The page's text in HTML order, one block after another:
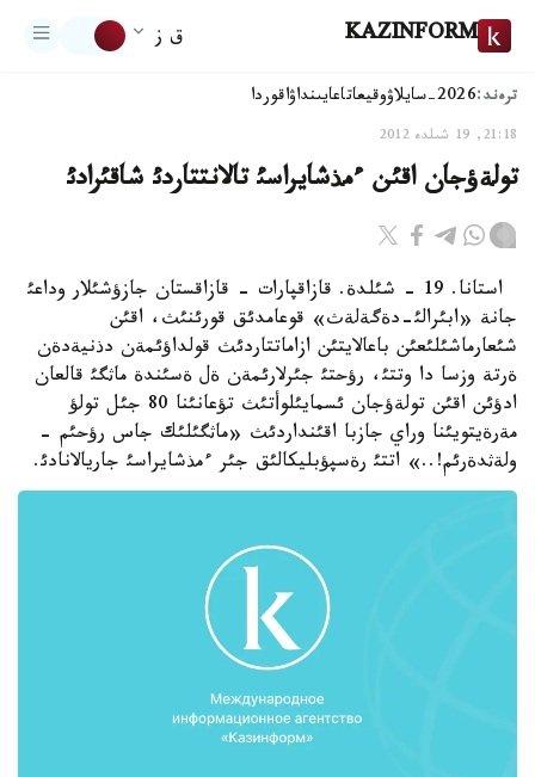
KAZINFORM ق ز
ترەند:2026-سايلاۋ وقيعاتاعايىنداۋاقوردا
21:18, 19 شىلدە 2012
تولةؤجان اقئن ءمذشايراسئ تالانتتاردئ شاقئرادئ
استانا. 19 - شئلدة. قازاقپارات - قازاقستان جازؤشئلار وداعئ
جانة «ابئرالئ-دةگةلةث» قوعامدئق قورئنئث، اقئن
شئعارماشئلئعئن باعالايتئن ازاماتتاردئث قولداؤئمةن دذنيةدةن
ةرتة وزسا دا وتتئ، رؤحتئ جئرلارئمةن ةل ةسئندة ماثگئ قالعان
ادؤئن اقئن تولةؤجان ئسمايئلوأتئث تؤعانئنا 80 جئل تولؤ
مةرةيتويئنا وراي جازبا اقئنداردئث «ماثگئلئك جاس رؤحئم -
ولةثدةرئم!..» اتتئ رةسپؤبليكالئق جئر ءمذشايراسئ جاريالانادئ.